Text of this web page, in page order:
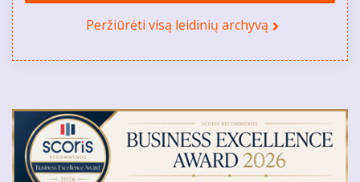
Peržiūrėti visą leidinių archyvą